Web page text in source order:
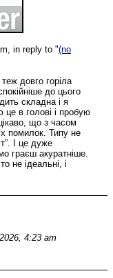
in reply to "(no
довго горіла
до цього
складна і я
в голові і пробую
що з часом
помилок. Типу не
І це дуже
граєш акуратніше.
не ідеальні, і
4:23 am